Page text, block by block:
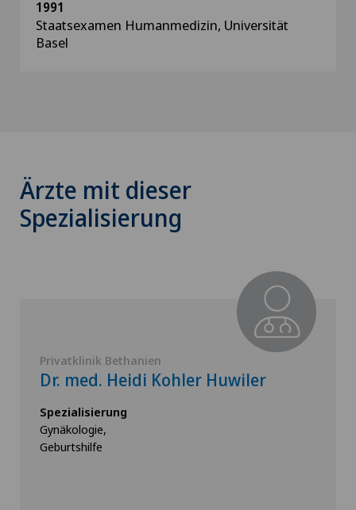
1991
Staatsexamen Humanmedizin, Universität
Basel
Ärzte mit dieser
Spezialisierung
Privatklinik Bethanien
Dr. med. Heidi Kohler Huwiler
Spezialisierung
Gynäkologie,
Geburtshilfe